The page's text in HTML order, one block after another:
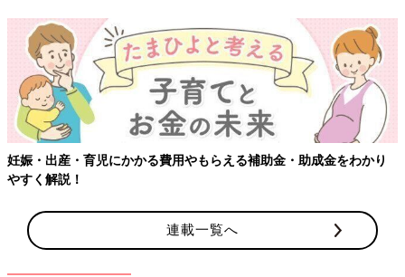
・出産・育児にかかる費用やもらえる補助金・助成金をわかり
く解説！
連載一覧へ